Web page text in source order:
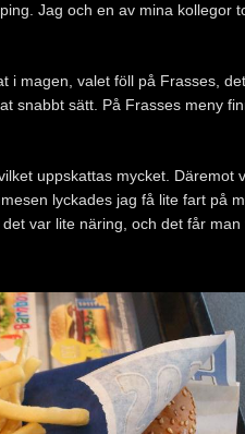
Jag och en av mina kollegor
i magen, valet föll på Frasses,
snabbt sätt. På Frasses meny
uppskattas mycket. Däremot
lyckades jag få lite fart på
var lite näring, och det får man